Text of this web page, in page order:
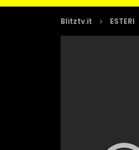
Blitztv.it ESTERI